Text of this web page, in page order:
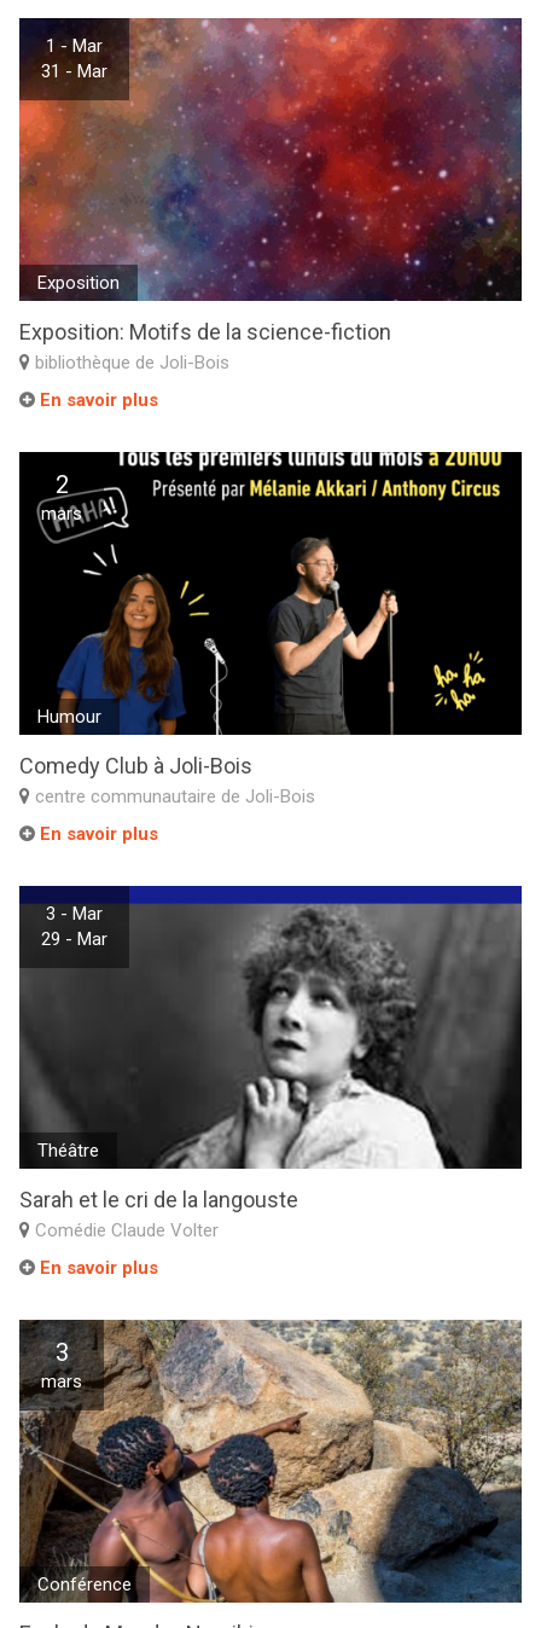
1 - Mar
31 - Mar
Exposition
Exposition: Motifs de la science-fiction
bibliothèque de Joli-Bois
En savoir plus
2
mars
Humour
Comedy Club à Joli-Bois
centre communautaire de Joli-Bois
En savoir plus
3 - Mar
29 - Mar
Théâtre
Sarah et le cri de la langouste
Comédie Claude Volter
En savoir plus
3
mars
Conférence